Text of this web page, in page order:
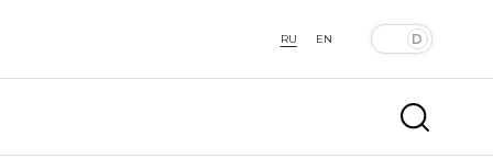
RU EN